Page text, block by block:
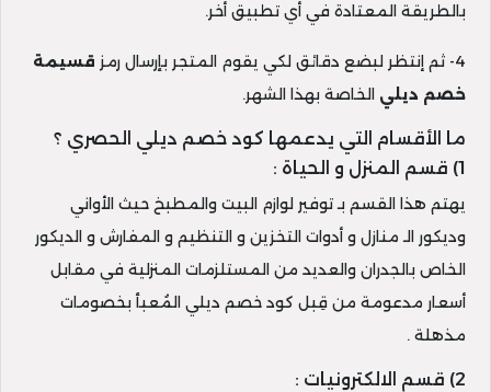
بالطريقة المعتادة في أي تطبيق أخر.
4- ثم إنتظر لبضع دقائق لكي يقوم المتجر بإرسال رمز
قسيمة
خصم ديلي الخاصة بهذا الشهر.
ما الأقسام التي يدعمها كود خصم ديلي الحصري ؟
1) قسم المنزل و الحياة :
يهتم هذا القسم بـ توفير لوازم البيت والمطبخ حيث الأواني
وديكور الـ منازل و أدوات التخزين و التنظيم و المفارش و الديكور
الخاص بالجدران والعديد من المستلزمات المنزلية في مقابل
أسعار مدعومة من قِبل كود خصم ديلي المُعبأ بخصومات
مذهلة .
2) قسم الالكترونيات :